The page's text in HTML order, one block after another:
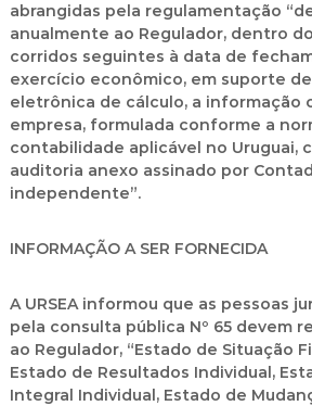
abrangidas pela regulamentação
anualmente ao Regulador, dentro
corridos seguintes à data de
exercício econômico, em suporte
eletrônica de cálculo, a informação
empresa, formulada conforme a
contabilidade aplicável no Uruguai,
auditoria anexo assinado por
independente”.
INFORMAÇÃO A SER FORNECIDA
A URSEA informou que as pessoas
pela consulta pública Nº 65 devem
ao Regulador, “Estado de Situação
Estado de Resultados Individual,
Integral Individual, Estado de